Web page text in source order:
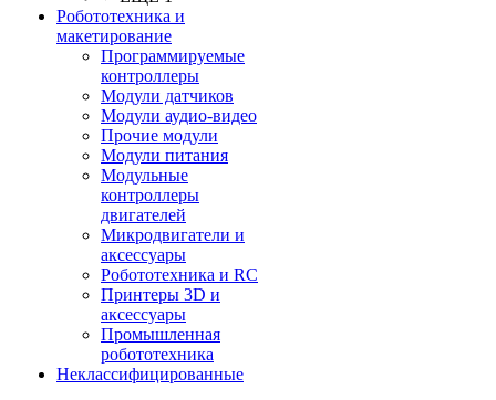
Робототехника и
макетирование
Программируемые
контроллеры
Модули датчиков
Модули аудио-видео
Прочие модули
Модули питания
Модульные
контроллеры
двигателей
Микродвигатели и
аксессуары
Робототехника и RC
Принтеры 3D и
аксессуары
Промышленная
робототехника
Неклассифицированные